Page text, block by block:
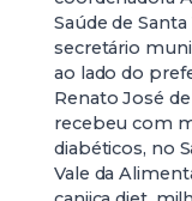
Saúde de
secretário
ao lado do
Renato José de
recebeu com
diabéticos, no
Vale da